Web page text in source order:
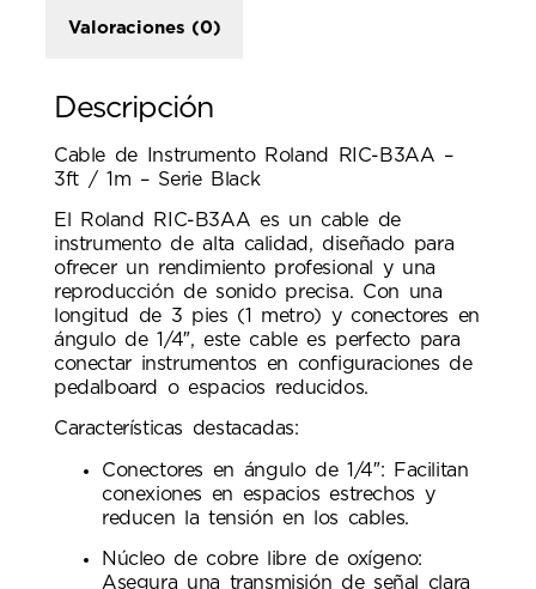
Valoraciones (0)
Descripción
Cable de Instrumento Roland RIC-B3AA –
3ft / 1m – Serie Black
El Roland RIC-B3AA es un cable de
instrumento de alta calidad, diseñado para
ofrecer un rendimiento profesional y una
reproducción de sonido precisa. Con una
longitud de 3 pies (1 metro) y conectores en
ángulo de 1/4″, este cable es perfecto para
conectar instrumentos en configuraciones de
pedalboard o espacios reducidos.
Características destacadas:
Conectores en ángulo de 1/4″: Facilitan
conexiones en espacios estrechos y
reducen la tensión en los cables.
Núcleo de cobre libre de oxígeno:
Asegura una transmisión de señal clara